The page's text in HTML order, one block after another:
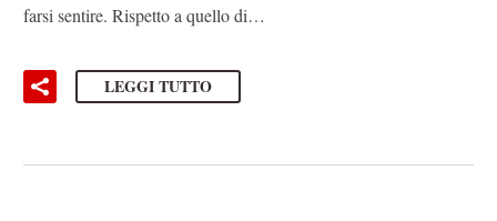
farsi sentire. Rispetto a quello di…
LEGGI TUTTO